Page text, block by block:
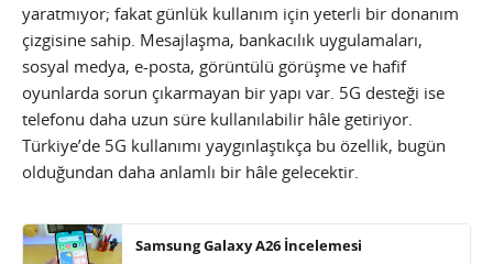
yaratmıyor; fakat günlük kullanım için yeterli bir donanım
çizgisine sahip. Mesajlaşma, bankacılık uygulamaları,
sosyal medya, e-posta, görüntülü görüşme ve hafif
oyunlarda sorun çıkarmayan bir yapı var. 5G desteği ise
telefonu daha uzun süre kullanılabilir hâle getiriyor.
Türkiye’de 5G kullanımı yaygınlaştıkça bu özellik, bugün
olduğundan daha anlamlı bir hâle gelecektir.
Samsung Galaxy A26 İncelemesi